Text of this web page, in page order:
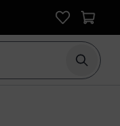
Suche